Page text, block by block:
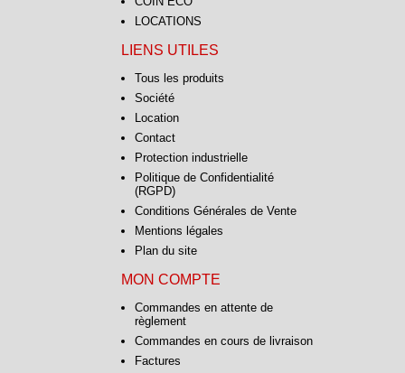
LOCATIONS
LIENS UTILES
Tous les produits
Société
Location
Contact
Protection industrielle
Politique de Confidentialité
(RGPD)
Conditions Générales de Vente
Mentions légales
Plan du site
MON COMPTE
Commandes en attente de
règlement
Commandes en cours de livraison
Factures